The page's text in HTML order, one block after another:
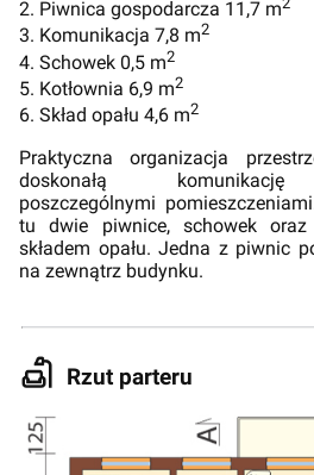
2. Piwnica gospodarcza 11,7 m
3. Komunikacja 7,8 m2
4. Schowek 0,5 m2
5. Kotłownia 6,9 m2
6. Skład opału 4,6 m2
Praktyczna organizacja
doskonałą
poszczególnymi
tu dwie piwnice, schowek oraz
składem opału. Jedna z piwnic
na zewnątrz budynku.
Rzut parteru